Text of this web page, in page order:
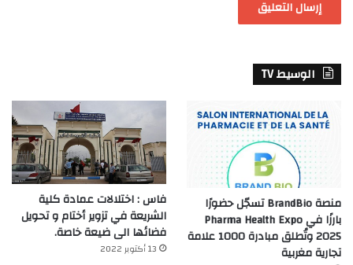
الوسيط TV
منصة BrandBio تسجّل حضورًا
بارزًا في Pharma Health Expo
2025 وتُطلق مبادرة 1000 علامة
تجارية مغربية
فاس : اختلالات عمادة كلية
الشريعة في تزوير أختام و تحويل
فضائها الى ضيعة خاصة.
13 أكتوبر 2022